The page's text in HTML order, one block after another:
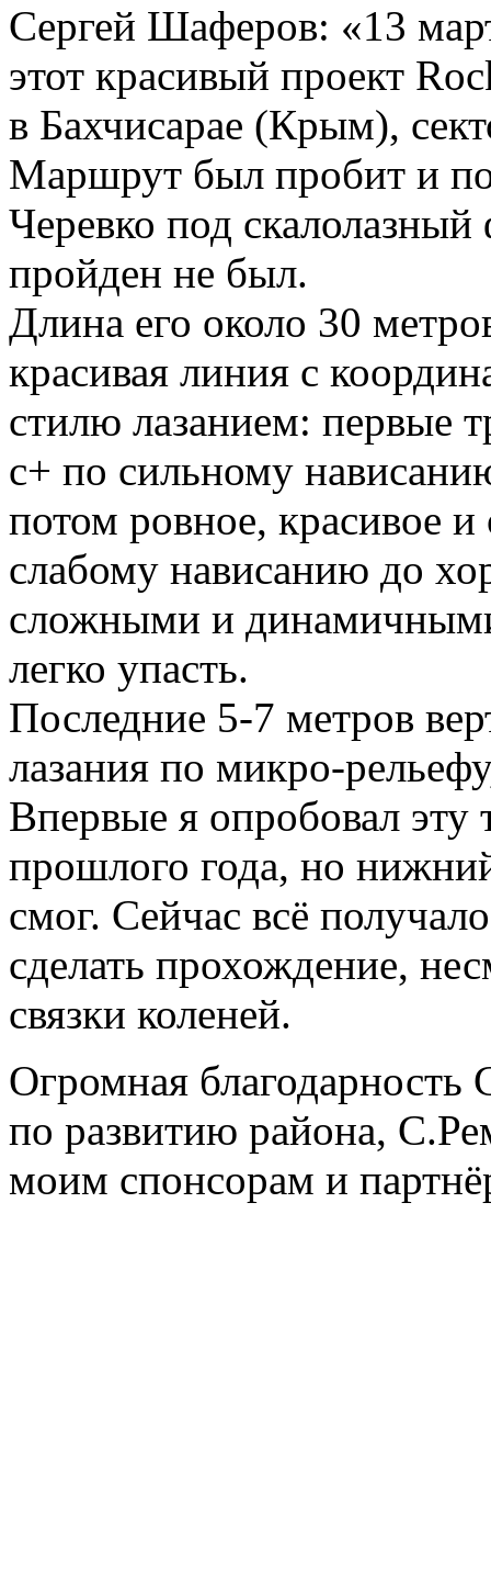
Сергей Шаферов: «13
этот красивый проект
в Бахчисарае (Крым),
Маршрут был пробит и
Черевко под
пройден не был.
Длина его около 30
красивая линия с
стилю лазанием: первые
с+ по сильному
потом ровное, красивое
слабому нависанию до
сложными и
легко упасть.
Последние 5-7 метров
лазания по микро-
Впервые я опробовал эту
прошлого года, но
смог. Сейчас всё
сделать прохождение,
связки коленей.
Огромная благодарность
по развитию района,
моим спонсорам и